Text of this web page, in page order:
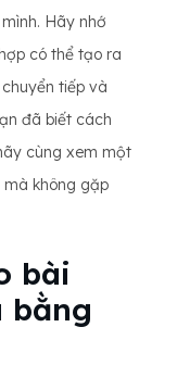
Hãy nhớ
có thể tạo ra
tiếp và
đã biết cách
cùng xem một
không gặp
bài
bằng